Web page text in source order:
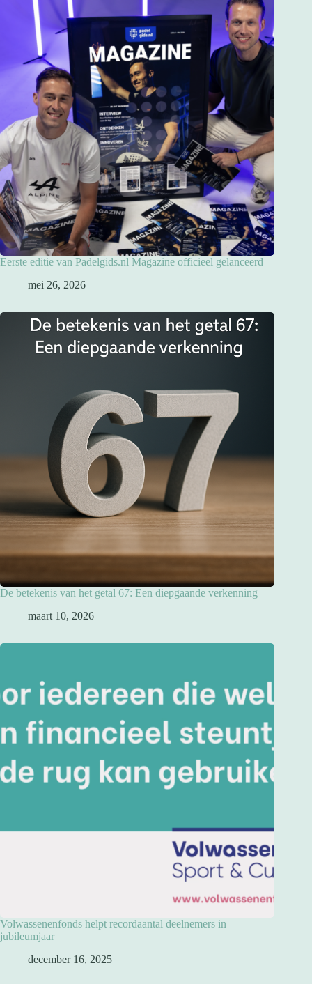
Eerste editie van Padelgids.nl Magazine officieel gelanceerd
mei 26, 2026
De betekenis van het getal 67: Een diepgaande verkenning
maart 10, 2026
Volwassenenfonds helpt recordaantal deelnemers in
jubileumjaar
december 16, 2025